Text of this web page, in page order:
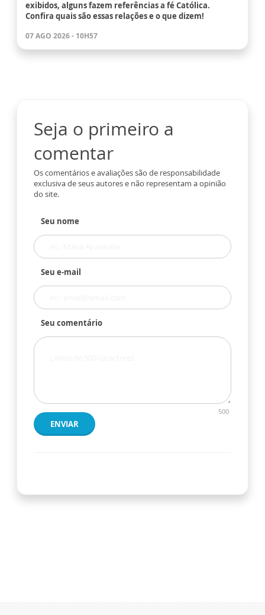
exibidos, alguns fazem referências a fé Católica.
Confira quais são essas relações e o que dizem!
07 AGO 2026 - 10H57
Seja o primeiro a
comentar
Os comentários e avaliações são de responsabilidade
exclusiva de seus autores e não representam a opinião
do site.
Seu nome
Seu e-mail
Seu comentário
500
ENVIAR